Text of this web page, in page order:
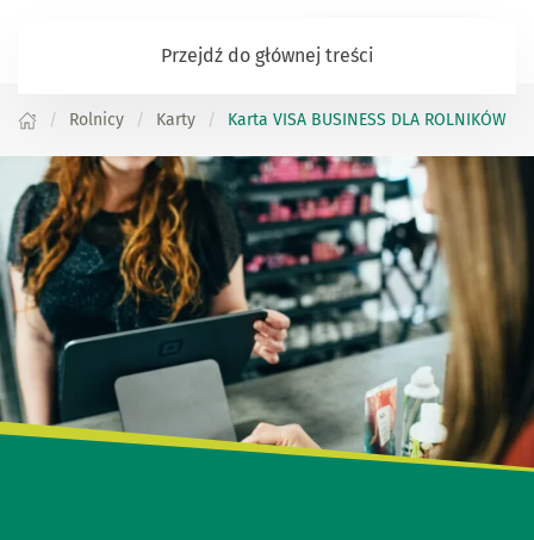
Przejdź do głównej treści
Rolnicy Karty Karta VISA BUSINESS DLA ROLNIKÓW